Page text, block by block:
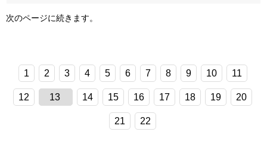
次のページに続きます。
1 2 3 4 5 6 7 8 9 10 11
12 13 14 15 16 17 18 19 20
21 22